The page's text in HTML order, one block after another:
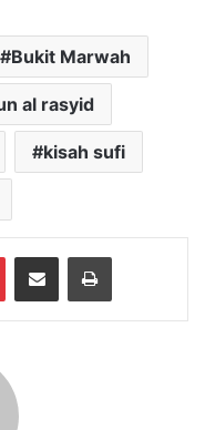
Bukit Marwah
al rasyid
kisah sufi
PinterestShare via Email Print